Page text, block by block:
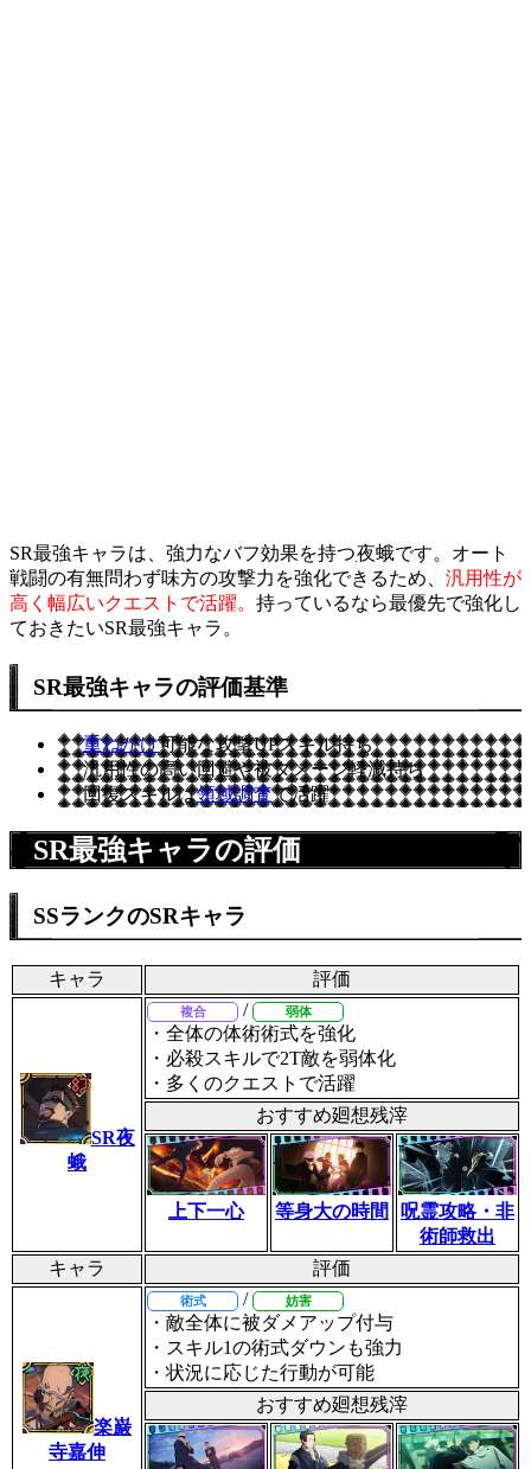
SR最強キャラは、強力なバフ効果を持つ夜蛾です。オート
戦闘の有無問わず味方の攻撃力を強化できるため、 汎用性が
高く幅広いクエストで活躍。 持っているなら最優先で強化し
ておきたいSR最強キャラ。
SR最強キャラの評価基準
重ねがけ可能な攻撃UPスキル持ち
汎用性の高い回避や被ダメージ軽減持ち
回復スキルは領域調査で活躍
SR最強キャラの評価
SSランクのSRキャラ
キャラ 評価
SR夜
蛾
複合 / 弱体
・全体の体術術式を強化
・必殺スキルで2T敵を弱体化
・多くのクエストで活躍
おすすめ廻想残滓
上下一心 等身大の時間
呪霊攻略・非
術師救出
キャラ
評価
楽巌
寺嘉伸
術式 / 妨害
・敵全体に被ダメアップ付与
・スキル1の術式ダウンも強力
・状況に応じた行動が可能
おすすめ廻想残滓